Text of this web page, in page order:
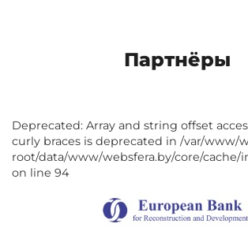
Партнёры
Deprecated: Array and string offset
curly braces is deprecated in /var/www/
root/data/www/websfera.by/core/
on line 94